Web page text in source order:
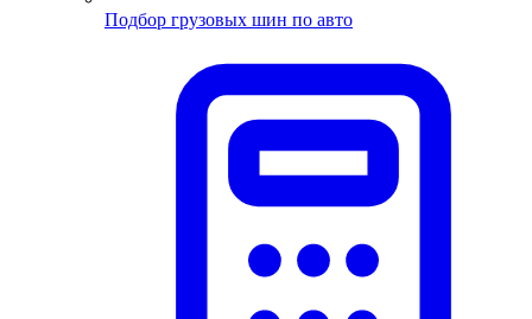
Подбор грузовых шин по авто